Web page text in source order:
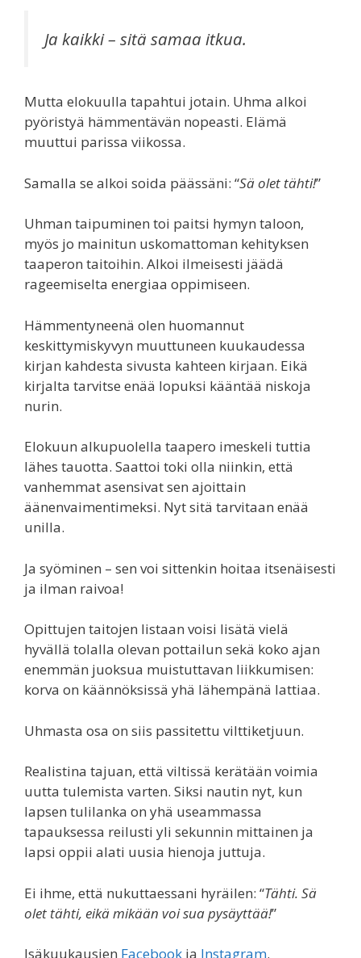
Ja kaikki – sitä samaa itkua.
Mutta elokuulla tapahtui jotain. Uhma alkoi
pyöristyä hämmentävän nopeasti. Elämä
muuttui parissa viikossa.
Samalla se alkoi soida päässäni: “Sä olet tähti!”
Uhman taipuminen toi paitsi hymyn taloon,
myös jo mainitun uskomattoman kehityksen
taaperon taitoihin. Alkoi ilmeisesti jäädä
rageemiselta energiaa oppimiseen.
Hämmentyneenä olen huomannut
keskittymiskyvyn muuttuneen kuukaudessa
kirjan kahdesta sivusta kahteen kirjaan. Eikä
kirjalta tarvitse enää lopuksi kääntää niskoja
nurin.
Elokuun alkupuolella taapero imeskeli tuttia
lähes tauotta. Saattoi toki olla niinkin, että
vanhemmat asensivat sen ajoittain
äänenvaimentimeksi. Nyt sitä tarvitaan enää
unilla.
Ja syöminen – sen voi sittenkin hoitaa itsenäisesti
ja ilman raivoa!
Opittujen taitojen listaan voisi lisätä vielä
hyvällä tolalla olevan pottailun sekä koko ajan
enemmän juoksua muistuttavan liikkumisen:
korva on käännöksissä yhä lähempänä lattiaa.
Uhmasta osa on siis passitettu vilttiketjuun.
Realistina tajuan, että viltissä kerätään voimia
uutta tulemista varten. Siksi nautin nyt, kun
lapsen tulilanka on yhä useammassa
tapauksessa reilusti yli sekunnin mittainen ja
lapsi oppii alati uusia hienoja juttuja.
Ei ihme, että nukuttaessani hyräilen: “Tähti. Sä
olet tähti, eikä mikään voi sua pysäyttää!”
Isäkuukausien Facebook ja Instagram.